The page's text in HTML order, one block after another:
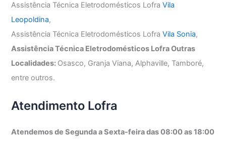
Assistência Técnica Eletrodomésticos LofraVila
Leopoldina,
Assistência Técnica Eletrodomésticos LofraVila Sonia,
Assistência Técnica Eletrodomésticos Lofra Outras
Localidades: Osasco, Granja Viana, Alphaville, Tamboré,
entre outros.
Atendimento Lofra
Atendemos de Segunda a Sexta-feira das 08:00 as 18:00